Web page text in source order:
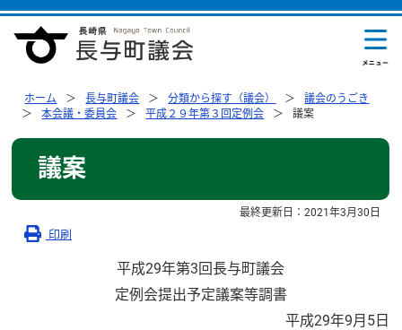
ホーム 長与町議会 分類から探す（議会）
議会のうごき
本会議・委員会
平成２９年第３回定例会 議案
議案
最終更新日：2021年3月30日
印刷
平成29年第3回長与町議会
定例会提出予定議案等調書
平成29年9月5日